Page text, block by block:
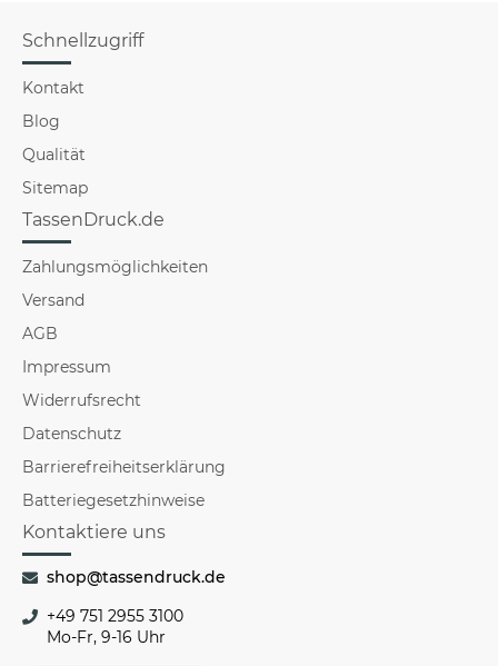
Schnellzugriff
Kontakt
Blog
Qualität
Sitemap
TassenDruck.de
Zahlungsmöglichkeiten
Versand
AGB
Impressum
Widerrufsrecht
Datenschutz
Barrierefreiheitserklärung
Batteriegesetzhinweise
Kontaktiere uns
shop@tassendruck.de
+49 751 2955 3100
Mo-Fr, 9-16 Uhr